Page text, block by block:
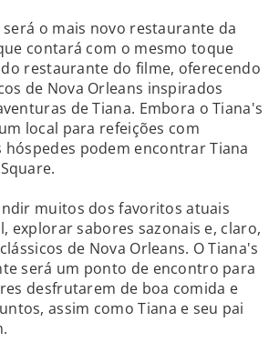
será o mais novo restaurante da
contará com o mesmo toque
restaurante do filme, oferecendo
de Nova Orleans inspirados
de Tiana. Embora o Tiana's
local para refeições com
hóspedes podem encontrar Tiana
muitos dos favoritos atuais
explorar sabores sazonais e, claro,
de Nova Orleans. O Tiana's
será um ponto de encontro para
desfrutarem de boa comida e
assim como Tiana e seu pai